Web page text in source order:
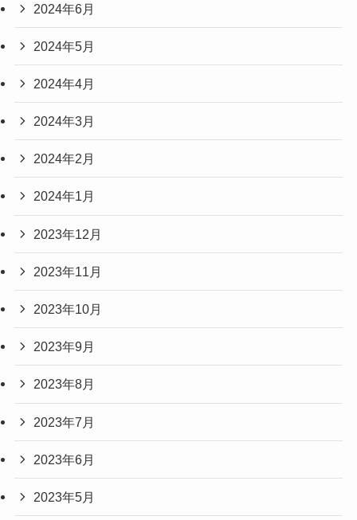
2024年6月
2024年5月
2024年4月
2024年3月
2024年2月
2024年1月
2023年12月
2023年11月
2023年10月
2023年9月
2023年8月
2023年7月
2023年6月
2023年5月